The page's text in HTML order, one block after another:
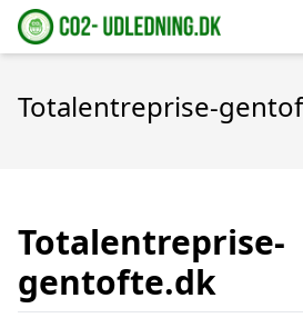
Totalentreprise-
Totalentreprise-
gentofte.dk